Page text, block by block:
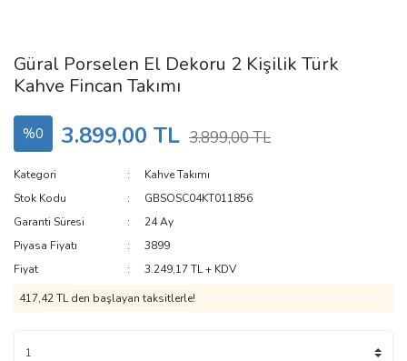
Güral Porselen El Dekoru 2 Kişilik Türk
Kahve Fincan Takımı
%0 3.899,00 TL 3.899,00 TL
Kategori
Kahve Takımı
Stok Kodu
GBSOSC04KT011856
Garanti Süresi
24 Ay
Piyasa Fiyatı
3899
Fiyat
3.249,17 TL + KDV
417,42 TL den başlayan taksitlerle!